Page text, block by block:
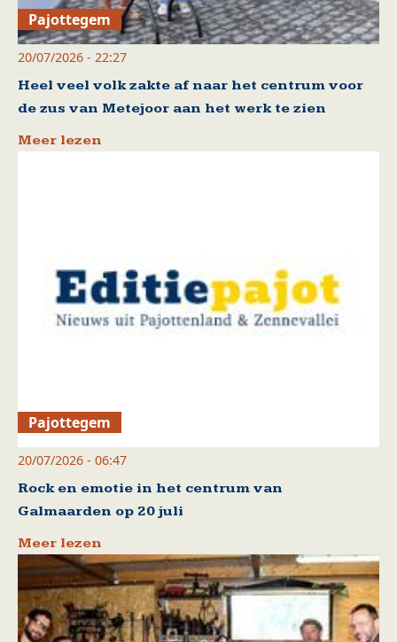
Pajottegem
20/07/2026 - 22:27
Heel veel volk zakte af naar het centrum voor
de zus van Metejoor aan het werk te zien
Meer lezen
Pajottegem
20/07/2026 - 06:47
Rock en emotie in het centrum van
Galmaarden op 20 juli
Meer lezen